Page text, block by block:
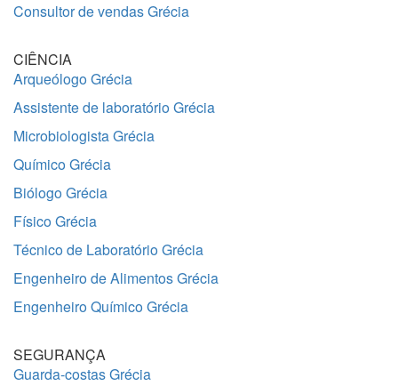
Consultor de vendas Grécia
CIÊNCIA
Arqueólogo Grécia
Assistente de laboratório Grécia
Microbiologista Grécia
Químico Grécia
Biólogo Grécia
Físico Grécia
Técnico de Laboratório Grécia
Engenheiro de Alimentos Grécia
Engenheiro Químico Grécia
SEGURANÇA
Guarda-costas Grécia